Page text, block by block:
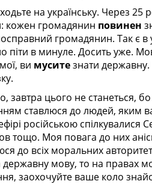
на українську. Через 25
кожен громадянин повинен
громадянин. Так є в
піти в минуле. Досить уже.
ви муситезнати
завтра цього не станеться,
ставлюся до людей, яким
російською
тощо. Моя повага до них
до всіх моральних
державну мову, то на правах
заохочуйте ваше коло